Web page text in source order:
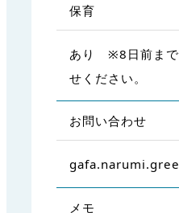
保育
あり ※8日前まで
せください。
お問い合わせ
メモ